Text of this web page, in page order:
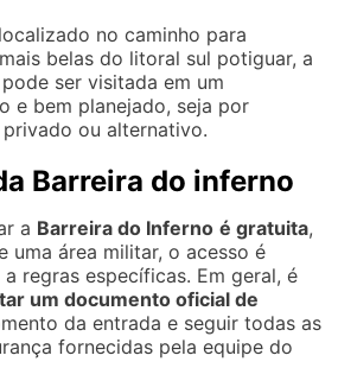
no caminho para
belas do litoral sul potiguar, a
pode ser visitada em um
e bem planejado, seja por
ou alternativo.
Barreira do inferno
a Barreira do Inferno é gratuita,
uma área militar, o acesso é
regras específicas. Em geral, é
um documento oficial de
da entrada e seguir todas as
fornecidas pela equipe do